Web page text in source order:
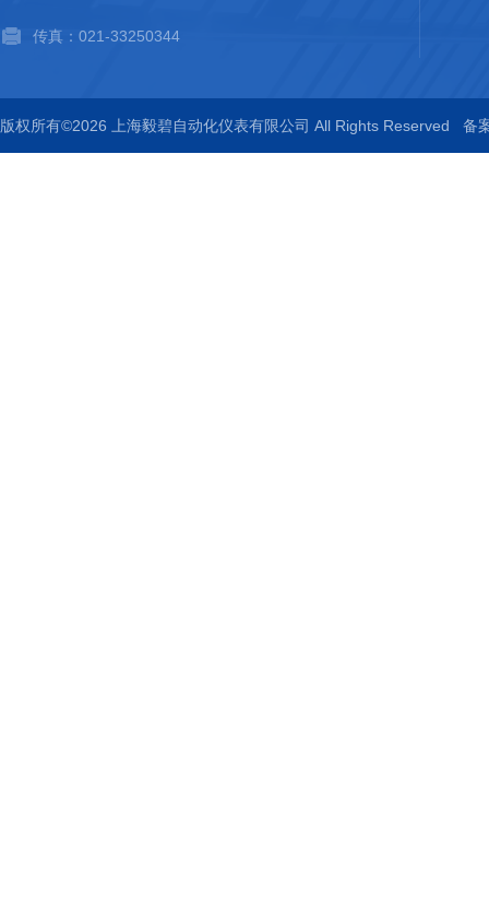
传真：021-33250344
版权所有©2026 上海毅碧自动化仪表有限公司 All Rights Reserved 备